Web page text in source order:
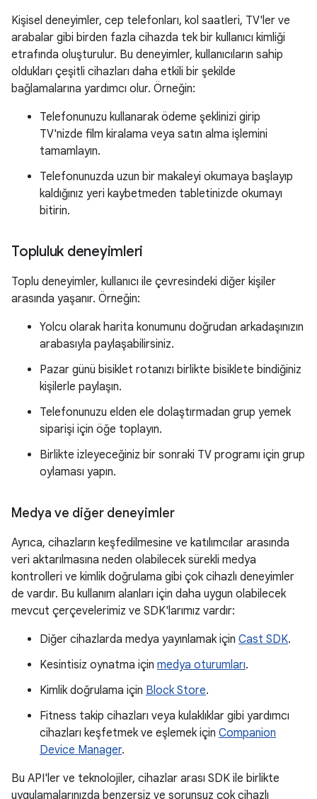
Kişisel deneyimler, cep telefonları, kol saatleri, TV'ler ve
arabalar gibi birden fazla cihazda tek bir kullanıcı kimliği
etrafında oluşturulur. Bu deneyimler, kullanıcıların sahip
oldukları çeşitli cihazları daha etkili bir şekilde
bağlamalarına yardımcı olur. Örneğin:
Telefonunuzu kullanarak ödeme şeklinizi girip
TV'nizde film kiralama veya satın alma işlemini
tamamlayın.
Telefonunuzda uzun bir makaleyi okumaya başlayıp
kaldığınız yeri kaybetmeden tabletinizde okumayı
bitirin.
Topluluk deneyimleri
Toplu deneyimler, kullanıcı ile çevresindeki diğer kişiler
arasında yaşanır. Örneğin:
Yolcu olarak harita konumunu doğrudan arkadaşınızın
arabasıyla paylaşabilirsiniz.
Pazar günü bisiklet rotanızı birlikte bisiklete bindiğiniz
kişilerle paylaşın.
Telefonunuzu elden ele dolaştırmadan grup yemek
siparişi için öğe toplayın.
Birlikte izleyeceğiniz bir sonraki TV programı için grup
oylaması yapın.
Medya ve diğer deneyimler
Ayrıca, cihazların keşfedilmesine ve katılımcılar arasında
veri aktarılmasına neden olabilecek sürekli medya
kontrolleri ve kimlik doğrulama gibi çok cihazlı deneyimler
de vardır. Bu kullanım alanları için daha uygun olabilecek
mevcut çerçevelerimiz ve SDK'larımız vardır:
Diğer cihazlarda medya yayınlamak için Cast SDK.
Kesintisiz oynatma için medya oturumları.
Kimlik doğrulama için Block Store.
Fitness takip cihazları veya kulaklıklar gibi yardımcı
cihazları keşfetmek ve eşlemek için Companion
Device Manager.
Bu API'ler ve teknolojiler, cihazlar arası SDK ile birlikte
uygulamalarınızda benzersiz ve sorunsuz çok cihazlı